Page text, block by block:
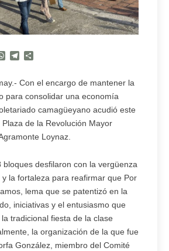
WhatsApp
Telegram
Con el encargo de mantener la
para consolidar una economía
camagüeyano acudió este
de la Revolución Mayor
Loynaz.
bloques desfilaron con la vergüenza
la fortaleza para reafirmar que Por
lema que se patentizó en la
iniciativas y el entusiasmo que
tradicional fiesta de la clase
la organización de la que fue
González, miembro del Comité